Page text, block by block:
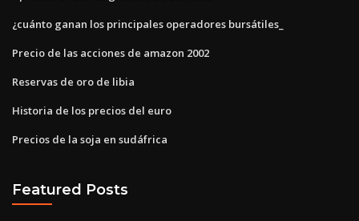
¿cuánto ganan los principales operadores bursátiles_
Precio de las acciones de amazon 2002
Reservas de oro de libia
Historia de los precios del euro
Precios de la soja en sudáfrica
Featured Posts